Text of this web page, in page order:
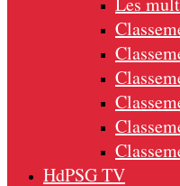
HdPSG TV